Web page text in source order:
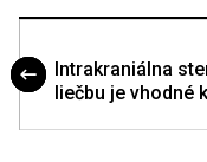
Intrakraniálna
liečbu je vhodné